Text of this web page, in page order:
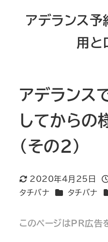
アデランス
用と
アデランス
してからの
（その２）
2020年4月25日
タチバナ カテゴリー
タチバナ
このページはPR広告